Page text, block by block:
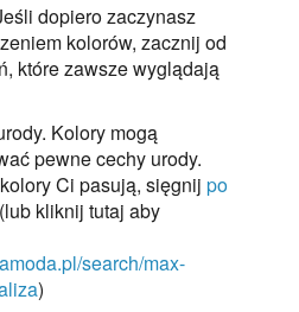
dopiero zaczynasz
kolorów, zacznij od
które zawsze wyglądają
Kolory mogą
pewne cechy urody.
Ci pasują, sięgnij po
(lub kliknij tutaj aby
search/max-
)